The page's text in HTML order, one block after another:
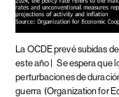
La OCDE prevé subidas
este año | Se espera que
perturbaciones de
guerra (Organization for